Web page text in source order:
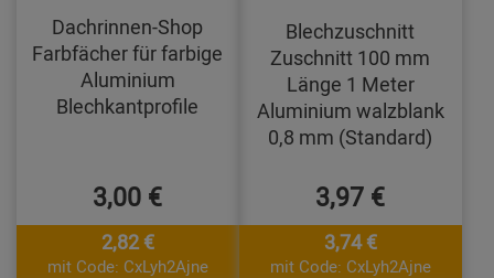
Dachrinnen-Shop
Farbfächer für farbige
Aluminium
Blechkantprofile
3,00 €
2,82 €
mit Code: CxLyh2Ajne
Blechzuschnitt
Zuschnitt 100 mm
Länge 1 Meter
Aluminium walzblank
0,8 mm (Standard)
3,97 €
3,74 €
mit Code: CxLyh2Ajne